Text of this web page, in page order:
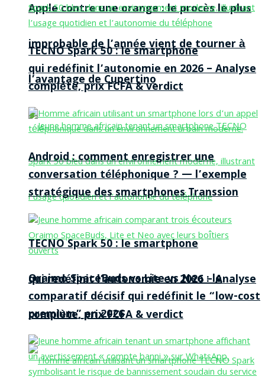
Apple contre une orange : le procès le plus
improbable de l’année vient de tourner à
l’avantage de Cupertino
TECNO Spark 50 : le smartphone
qui redéfinit l’autonomie en 2026 – Analyse
complète, prix FCFA & verdict
TECNO Spark 50 : le smartphone
qui redéfinit l’autonomie en 2026 – Analyse
complète, prix FCFA & verdict
Android : comment enregistrer une
conversation téléphonique ? — l’exemple
stratégique des smartphones Transsion
Oraimo SpaceBuds vs Lite vs Neo : le
comparatif décisif qui redéfinit le “low-cost
premium” en 2026